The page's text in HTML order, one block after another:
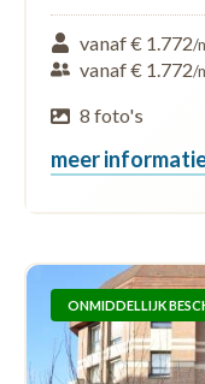
vanaf € 1.772/
vanaf € 1.772/
8 foto's
meer
ONMIDDELLIJK